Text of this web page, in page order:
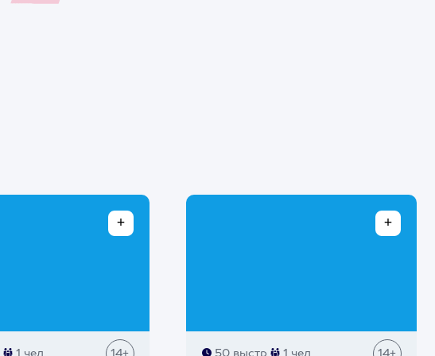
1 чел 14+ 50 выстр 1 чел 14+